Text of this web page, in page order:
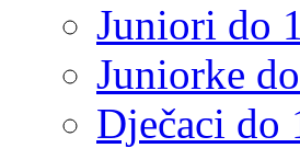
Juniori do
Juniorke
Dječaci do